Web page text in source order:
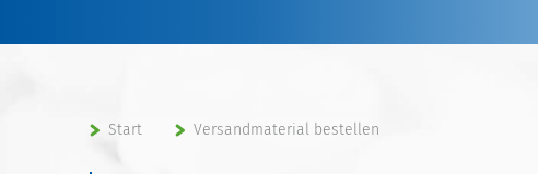
Start Versandmaterial bestellen